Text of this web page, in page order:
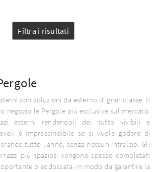
Filtra i risultati
con soluzioni da esterno di gran classe: ti
negozio le Pergole più esclusive sul mercato.
esterni rendendoli del tutto vivibili e
è imprescindibile se si vuole godere di
tutto l'anno, senza nessun intralcio. Gli
più spaziosi vengono spesso completati
o addossata, in modo da garantire la